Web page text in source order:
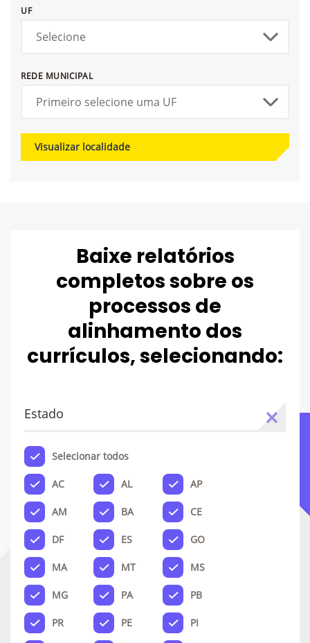
UF
REDE MUNICIPAL
Visualizar localidade
Baixe relatórios
completos sobre os
processos de
alinhamento dos
currículos, selecionando:
Estado
Selecionar todos
AC AL AP
AM BA CE
DF ES GO
MA MT MS
MG PA PB
PR PE PI